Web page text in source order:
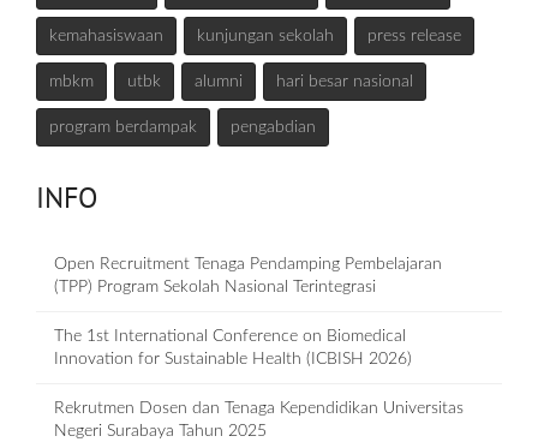
kemahasiswaan kunjungan sekolah press release
mbkm utbk alumni hari besar nasional
program berdampak pengabdian
INFO
Open Recruitment Tenaga Pendamping Pembelajaran
(TPP) Program Sekolah Nasional Terintegrasi
The 1st International Conference on Biomedical
Innovation for Sustainable Health (ICBISH 2026)
Rekrutmen Dosen dan Tenaga Kependidikan Universitas
Negeri Surabaya Tahun 2025